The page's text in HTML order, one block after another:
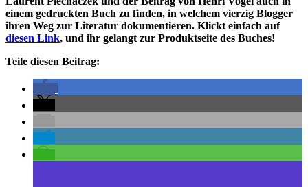
einem gedruckten Buch zu finden, in welchem vierzig Blogger
ihren Weg zur Literatur dokumentieren. Klickt einfach auf
diesen Link, und ihr gelangt zur Produktseite des Buches!
Teile diesen Beitrag: